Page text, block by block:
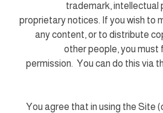
trademark, intellectual
proprietary notices. If you wish to
any content, or to distribute
other people, you must
permission. You can do this via
You agree that in using the Site